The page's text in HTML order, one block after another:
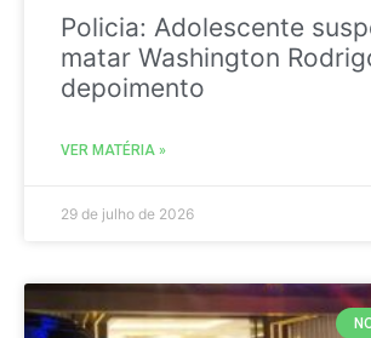
Policia: Adolescente
matar Washington
depoimento
VER MATÉRIA »
29 de julho de 2026